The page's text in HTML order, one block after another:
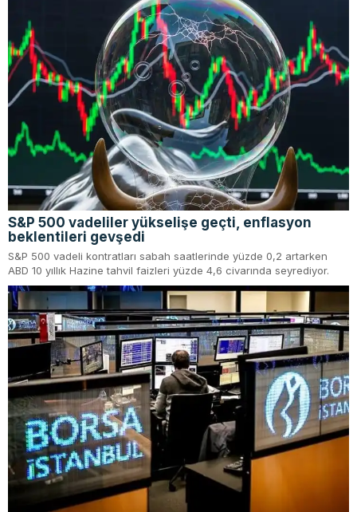
S&P 500 vadeliler yükselişe geçti, enflasyon
beklentileri gevşedi
S&P 500 vadeli kontratları sabah saatlerinde yüzde 0,2 artarken
ABD 10 yıllık Hazine tahvil faizleri yüzde 4,6 civarında seyrediyor.